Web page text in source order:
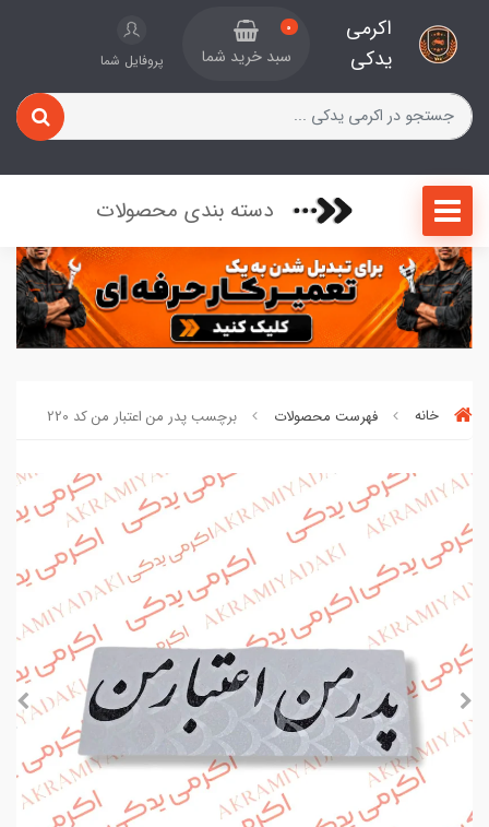
اکرمی
یدکی
0
سبد خرید شما پروفایل شما
دسته بندی محصولات
خانه فهرست محصولات برچسب پدر من اعتبار من کد 220